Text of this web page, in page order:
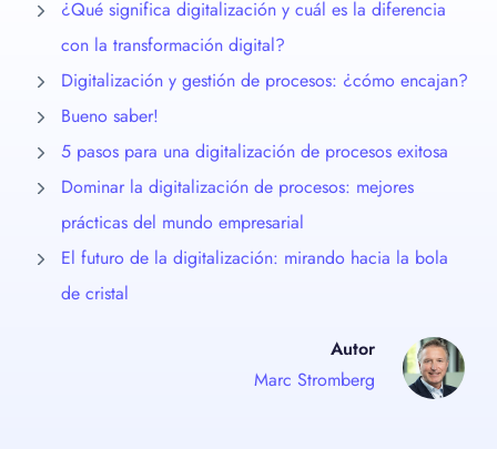
¿Qué significa digitalización y cuál es la diferencia
con la transformación digital?
Digitalización y gestión de procesos: ¿cómo encajan?
Bueno saber!
5 pasos para una digitalización de procesos exitosa
Dominar la digitalización de procesos: mejores
prácticas del mundo empresarial
El futuro de la digitalización: mirando hacia la bola
de cristal
Autor
Marc Stromberg